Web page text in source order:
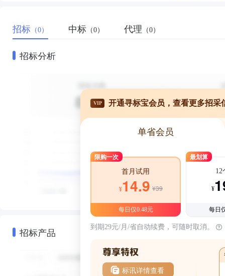
招标 （0） 中标 （0） 代理 （0）
招标分析
招标产品
VIP 开通寻标宝会员，查看更多招采
单省会员
限购一次
首月试用
¥14.9 ¥39
每日仅0.48元
最划算
12
¥
每日
到期29元/月/省自动续费，可随时取消。
标讯详情查看